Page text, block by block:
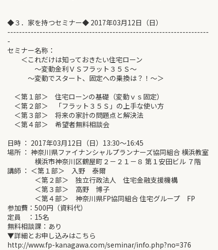
◆３．家を持つセミナー◆ 2017年03月12日（日）
---------------------------------------------------------------------
-
セミナー名称：
＜これだけは知っておきたい住宅ローン
～変動金利ＶＳフラット３５Ｓ～
～変動でスタート、固定への乗換は？！～＞
＜第１部＞ 住宅ローンの基礎（変動ｖｓ固定）
＜第２部＞ 「フラット３５Ｓ」の上手な使い方
＜第３部＞ 将来の家計の問題点と解決法
＜第４部＞ 希望者無料相談会
日時 ： 2017年03月12日（日）13:30～16:45
場所 ： 神奈川県ファイナンシャルプランナーズ協同組合 横浜教室
横浜市神奈川区鶴屋町２－２１－８ 第１安田ビル ７階
講師 ： ＜第１部＞ 入野 泰爾
＜第２部＞ 独立行政法人 住宅金融支援機構
＜第３部＞ 高野 博子
＜第４部＞ 神奈川県FP協同組合 住宅グループ FP
参加費：500円（資料代）
定員 ：15名
無料相談課：あり
▼詳細とお申し込みはこちら
http://www.fp-kanagawa.com/seminar/info.php?no=376